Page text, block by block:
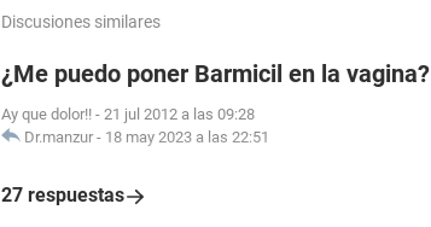
Discusiones similares
¿Me puedo poner Barmicil en la vagina?
Ay que dolor!! - 21 jul 2012 a las 09:28
Dr.manzur - 18 may 2023 a las 22:51
27 respuestas